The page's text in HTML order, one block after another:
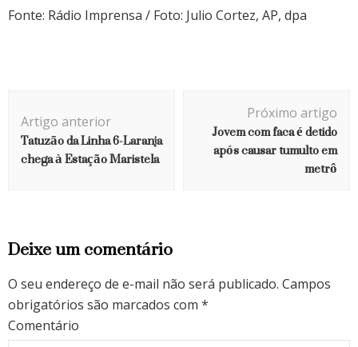
Fonte: Rádio Imprensa / Foto: Julio Cortez, AP, dpa
de
post
Artigo anterior
Tatuzão da Linha 6-Laranja
chega à Estação Maristela
Próximo artigo
Jovem com faca é detido
após causar tumulto em
metrô
Deixe um comentário
O seu endereço de e-mail não será publicado. Campos
obrigatórios são marcados com *
Comentário